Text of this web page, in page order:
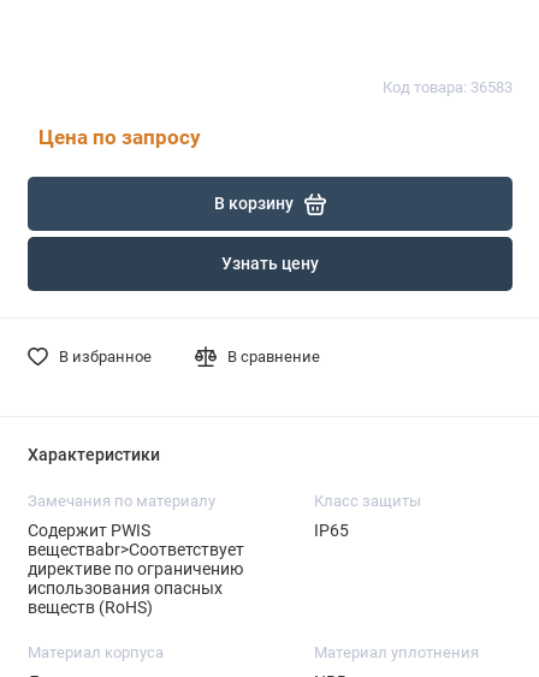
Код товара: 36583
Цена по запросу
В корзину
Узнать цену
В избранное В сравнение
Характеристики
Замечания по материалу
Содержит PWIS
веществаbr>Соответствует
директиве по ограничению
использования опасных
веществ (RoHS)
Класс защиты
IP65
Материал корпуса Материал уплотнения